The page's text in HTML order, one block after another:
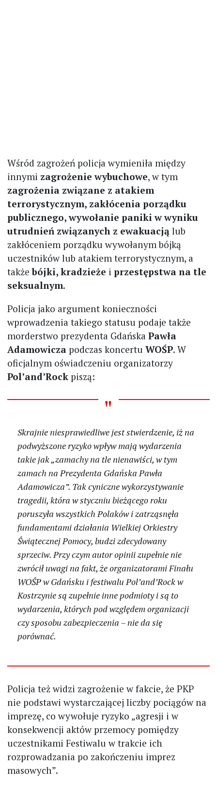
Wśród zagrożeń policja wymieniła między
innymi zagrożenie wybuchowe, w tym
zagrożenia związane z atakiem
terrorystycznym, zakłócenia porządku
publicznego, wywołanie paniki w wyniku
utrudnień związanych z ewakuacją lub
zakłóceniem porządku wywołanym bójką
uczestników lub atakiem terrorystycznym, a
takżebójki, kradzieże i przestępstwa na tle
seksualnym.
Policja jako argument konieczności
wprowadzenia takiego statusu podaje także
morderstwo prezydenta Gdańska Pawła
Adamowicza podczas koncertu WOŚP. W
oficjalnym oświadczeniu organizatorzy
Pol’and’Rock piszą:
Skrajnie niesprawiedliwe jest stwierdzenie, iż na
podwyższone ryzyko wpływ mają wydarzenia
takie jak „zamachy na tle nienawiści, w tym
zamach na Prezydenta Gdańska Pawła
Adamowicza”. Tak cyniczne wykorzystywanie
tragedii, która w styczniu bieżącego roku
poruszyła wszystkich Polaków i zatrząsnęła
fundamentami działania Wielkiej Orkiestry
Świątecznej Pomocy, budzi zdecydowany
sprzeciw. Przy czym autor opinii zupełnie nie
zwrócił uwagi na fakt, że organizatorami Finału
WOŚP w Gdańsku i festiwalu Pol’and’Rock w
Kostrzynie są zupełnie inne podmioty i są to
wydarzenia, których pod względem organizacji
czy sposobu zabezpieczenia – nie da się
porównać.
Policja też widzi zagrożenie w fakcie, że PKP
nie podstawi wystarczającej liczby pociągów na
imprezę, co wywołuje ryzyko „agresji i w
konsekwencji aktów przemocy pomiędzy
uczestnikami Festiwalu w trakcie ich
rozprowadzania po zakończeniu imprez
masowych”.